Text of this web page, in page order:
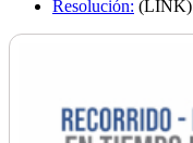
Resolución: (LINK)